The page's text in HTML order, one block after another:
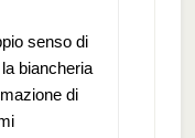
senso di
biancheria
di